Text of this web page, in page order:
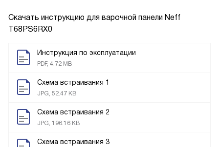
Скачать инструкцию для варочной панели Neff
T68PS6RX0
Инструкция по эксплуатации
PDF, 4.72 MB
Схема встраивания 1
JPG, 52.47 KB
Схема встраивания 2
JPG, 196.16 KB
Схема встраивания 3